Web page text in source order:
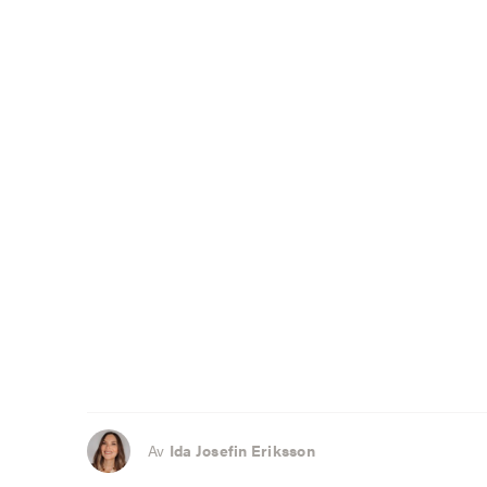
Av Ida Josefin Eriksson